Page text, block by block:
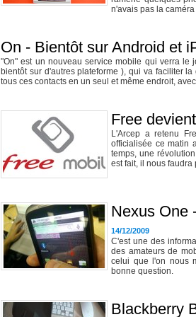
n'avais pas la
On - Bientôt sur Android et
"On" est un nouveau service mobile qui verra
bientôt sur d'autres plateforme ), qui va faciliter
tous ces contacts en un seul et même endroit,
Free
L'Arcep a retenu
officialisée ce matin
temps, une
est fait, il nous faudra
Nexus One
14/12/2009
C'est une des
des amateurs de
celui que l'on nous
bonne question.
Blackberry